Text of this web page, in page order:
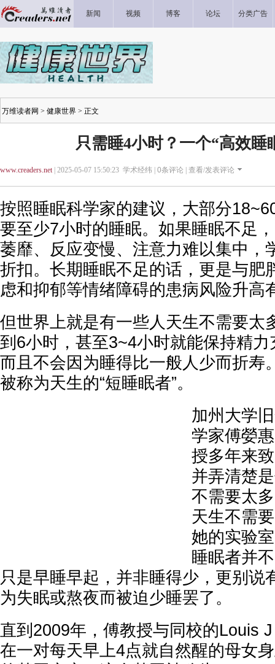
新闻 视频 博客 论坛 分类广告
万维读者网 > 健康世界 > 正文
只需睡4小时？一个“高效睡
www.creaders.net| 2025-05-07 15:50:23 学术经纬 | 0条评论 | 查看/发表评论
按照睡眠科学家的建议，大部分
要至少7小时的睡眠。如果睡眠不足
萎靡、反应变慢、注意力难以集中，
折扣。长期睡眠不足的话，更是与肥
虑和抑郁等情绪障碍的患病风险升高
但世界上就是有一些人天生不需要太
到6小时，甚至3~4小时就能保持精
而且不会因为睡得比一般人少而折寿
被称为天生的“短睡眠者”。
加州大学
学家傅嫈
授多年来
并弄清楚
不需要太
天生不需
她的实验
睡眠者并
只是早睡早起，并非睡得少，更别说
为失眠或熬夜而被迫少睡罢了。
直到2009年，傅教授与同校的Louis
在一对每天早上4点就自然醒的母女